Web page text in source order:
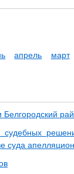
апрель март
судебных
суда